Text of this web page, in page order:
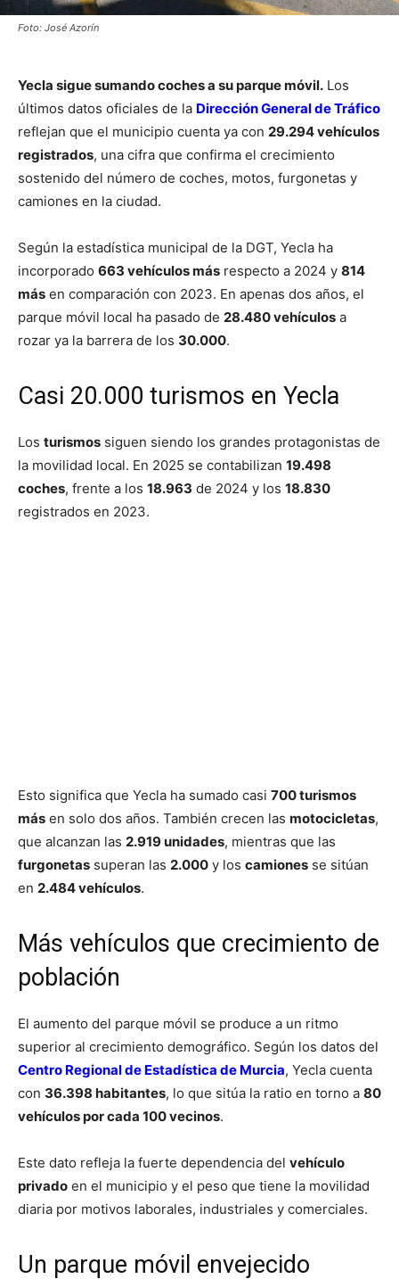
Foto: José Azorín
Yecla sigue sumando coches a su parque móvil. Los
últimos datos oficiales de la Dirección General de Tráfico
reflejan que el municipio cuenta ya con 29.294 vehículos
registrados, una cifra que confirma el crecimiento
sostenido del número de coches, motos, furgonetas y
camiones en la ciudad.
Según la estadística municipal de la DGT, Yecla ha
incorporado 663 vehículos más respecto a 2024 y 814
más en comparación con 2023. En apenas dos años, el
parque móvil local ha pasado de 28.480 vehículos a
rozar ya la barrera de los 30.000.
Casi 20.000 turismos en Yecla
Los turismos siguen siendo los grandes protagonistas de
la movilidad local. En 2025 se contabilizan 19.498
coches, frente a los 18.963 de 2024 y los 18.830
registrados en 2023.
Esto significa que Yecla ha sumado casi 700 turismos
más en solo dos años. También crecen las motocicletas,
que alcanzan las 2.919 unidades, mientras que las
furgonetas superan las 2.000 y los camiones se sitúan
en 2.484 vehículos.
Más vehículos que crecimiento de
población
El aumento del parque móvil se produce a un ritmo
superior al crecimiento demográfico. Según los datos del
Centro Regional de Estadística de Murcia, Yecla cuenta
con 36.398 habitantes, lo que sitúa la ratio en torno a 80
vehículos por cada 100 vecinos.
Este dato refleja la fuerte dependencia del vehículo
privado en el municipio y el peso que tiene la movilidad
diaria por motivos laborales, industriales y comerciales.
Un parque móvil envejecido